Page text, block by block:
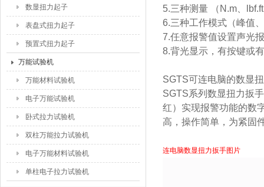
数显扭力起子
表盘式扭力起子
预置式扭力起子
万能试验机
万能材料试验机
电子万能试验机
卧式拉力试验机
双柱万能拉力试验机
电子万能材料试验机
单柱电子拉力试验机
5.三种测量 （N.m、
6.三种工作模式（峰值
7.任意报警值设置声光
8.背光显示，有按键或
SGTS可连电脑的数显
SGTS系列数显扭力扳
红）实现报警功能的数
高，操作简单，为紧固
连电脑数显扭力扳手图片